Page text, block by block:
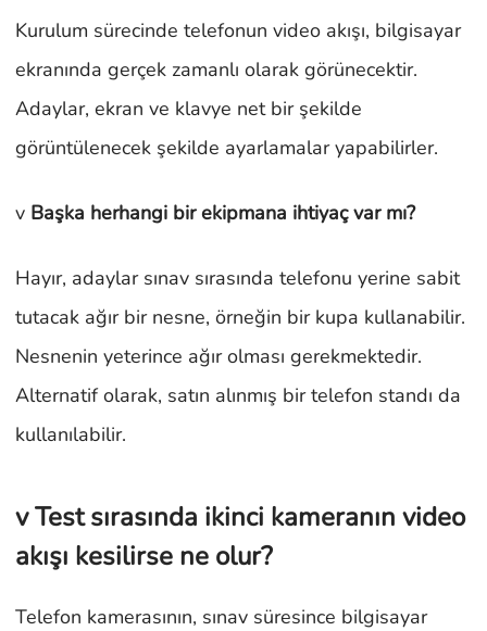
Kurulum sürecinde telefonun video akışı, bilgisayar
ekranında gerçek zamanlı olarak görünecektir.
Adaylar, ekran ve klavye net bir şekilde
görüntülenecek şekilde ayarlamalar yapabilirler.
v Başka herhangi bir ekipmana ihtiyaç var mı?
Hayır, adaylar sınav sırasında telefonu yerine sabit
tutacak ağır bir nesne, örneğin bir kupa kullanabilir.
Nesnenin yeterince ağır olması gerekmektedir.
Alternatif olarak, satın alınmış bir telefon standı da
kullanılabilir.
v Test sırasında ikinci kameranın video
akışı kesilirse ne olur?
Telefon kamerasının, sınav süresince bilgisayar